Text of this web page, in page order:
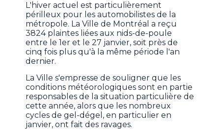
L'hiver actuel est particulièrement
périlleux pour les automobilistes de la
métropole. La Ville de Montréal a reçu
3824 plaintes liées aux nids-de-poule
entre le 1er et le 27 janvier, soit près de
cinq fois plus qu'à la même période l'an
dernier.
La Ville s'empresse de souligner que les
conditions météorologiques sont en partie
responsables de la situation particulière de
cette année, alors que les nombreux
cycles de gel-dégel, en particulier en
janvier, ont fait des ravages.